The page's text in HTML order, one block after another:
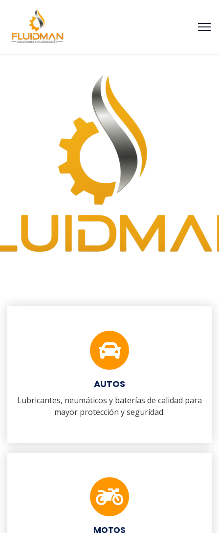
AUTOS
Lubricantes, neumáticos y baterías de calidad para
mayor protección y seguridad.
MOTOS